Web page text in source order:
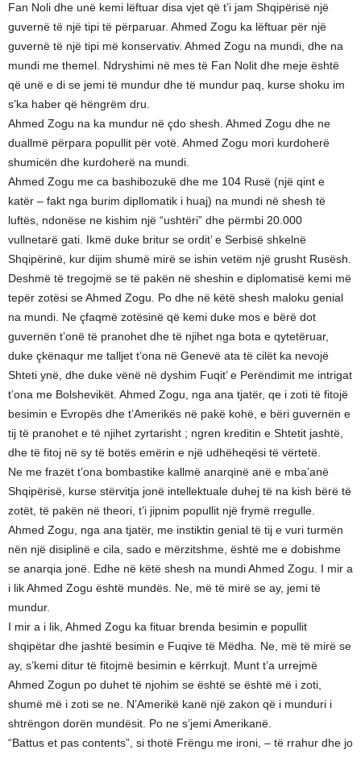
Fan Noli dhe unë kemi lëftuar disa vjet që t’i jam Shqipërisë një
guvernë të një tipi të përparuar. Ahmed Zogu ka lëftuar për një
guvernë të një tipi më konservativ. Ahmed Zogu na mundi, dhe na
mundi me themel. Ndryshimi në mes të Fan Nolit dhe meje është
që unë e di se jemi të mundur dhe të mundur paq, kurse shoku im
s’ka haber që hëngrëm dru.
Ahmed Zogu na ka mundur në çdo shesh. Ahmed Zogu dhe ne
duallmë përpara popullit për votë. Ahmed Zogu mori kurdoherë
shumicën dhe kurdoherë na mundi.
Ahmed Zogu me ca bashibozukë dhe me 104 Rusë (një qint e
katër – fakt nga burim dipllomatik i huaj) na mundi në shesh të
luftës, ndonëse ne kishim një “ushtëri” dhe përmbi 20.000
vullnetarë gati. Ikmë duke britur se ordit’ e Serbisë shkelnë
Shqipërinë, kur dijim shumë mirë se ishin vetëm një grusht Rusësh.
Deshmë të tregojmë se të pakën në sheshin e diplomatisë kemi më
tepër zotësi se Ahmed Zogu. Po dhe në këtë shesh maloku genial
na mundi. Ne çfaqmë zotësinë që kemi duke mos e bërë dot
guvernën t’onë të pranohet dhe të njihet nga bota e qytetëruar,
duke çkënaqur me talljet t’ona në Genevë ata të cilët ka nevojë
Shteti ynë, dhe duke vënë në dyshim Fuqit’ e Perëndimit me intrigat
t’ona me Bolshevikët. Ahmed Zogu, nga ana tjatër, qe i zoti të fitojë
besimin e Evropës dhe t’Amerikës në pakë kohë, e bëri guvernën e
tij të pranohet e të njihet zyrtarisht ; ngren kreditin e Shtetit jashtë,
dhe të fitoj në sy të botës emërin e një udhëheqësi të vërtetë.
Ne me frazët t’ona bombastike kallmë anarqinë anë e mba’anë
Shqipërisë, kurse stërvitja jonë intellektuale duhej të na kish bërë të
zotët, të pakën në theori, t’i jipnim popullit një frymë rregulle.
Ahmed Zogu, nga ana tjatër, me instiktin genial të tij e vuri turmën
nën një disiplinë e cila, sado e mërzitshme, është me e dobishme
se anarqia jonë. Edhe në këtë shesh na mundi Ahmed Zogu. I mir a
i lik Ahmed Zogu është mundës. Ne, më të mirë se ay, jemi të
mundur.
I mir a i lik, Ahmed Zogu ka fituar brenda besimin e popullit
shqipëtar dhe jashtë besimin e Fuqive të Mëdha. Ne, më të mirë se
ay, s’kemi ditur të fitojmë besimin e kërrkujt. Munt t’a urrejmë
Ahmed Zogun po duhet të njohim se është se është më i zoti,
shumë më i zoti se ne. N’Amerikë kanë një zakon që i munduri i
shtrëngon dorën mundësit. Po ne s’jemi Amerikanë.
“Battus et pas contents”, si thotë Frëngu me ironi, – të rrahur dhe jo